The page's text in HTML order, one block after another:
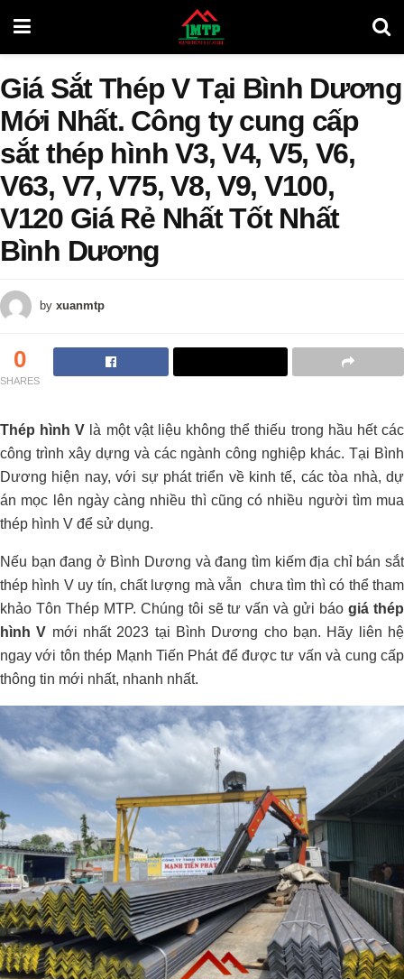
Giá Sắt Thép V Tại Bình Dương
Mới Nhất. Công ty cung cấp
sắt thép hình V3, V4, V5, V6,
V63, V7, V75, V8, V9, V100,
V120 Giá Rẻ Nhất Tốt Nhất
Bình Dương
by xuanmtp
0
SHARES
Thép hình V là một vật liệu không thể thiếu trong hầu hết các
công trình xây dựng và các ngành công nghiệp khác. Tại Bình
Dương hiện nay, với sự phát triển về kinh tế, các tòa nhà, dự
án mọc lên ngày càng nhiều thì cũng có nhiều người tìm mua
thép hình V để sử dụng.
Nếu bạn đang ở Bình Dương và đang tìm kiếm địa chỉ bán sắt
thép hình V uy tín, chất lượng mà vẫn chưa tìm thì có thể tham
khảo Tôn Thép MTP. Chúng tôi sẽ tư vấn và gửi báogiá thép
hình V mới nhất 2023 tại Bình Dương cho bạn. Hãy liên hệ
ngay với tôn thép Mạnh Tiến Phát để được tư vấn và cung cấp
thông tin mới nhất, nhanh nhất.